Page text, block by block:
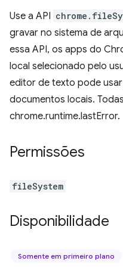
Use a API
gravar no sistema de
essa API, os apps do
local selecionado pelo
editor de texto pode
documentos locais.
chrome.runtime.lastError.
Permissões
fileSystem
Disponibilidade
Somente em primeiro plano